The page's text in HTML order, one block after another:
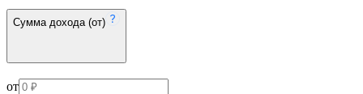
Сумма дохода (от)
от